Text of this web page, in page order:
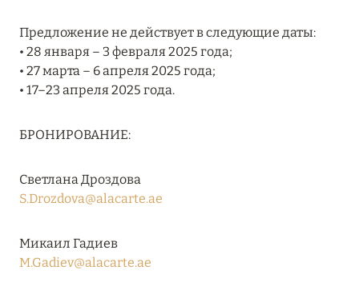
27 сентября 2024
Подробнее
27 сентября 2024
Подробнее
Предложение не действует в следующие даты:
• 28 января – 3 февраля 2025 года;
• 27 марта – 6 апреля 2025 года;
• 17–23 апреля 2025 года.
БРОНИРОВАНИЕ:
Светлана Дроздова
S.Drozdova@alacarte.ae
Микаил Гадиев
M.Gadiev@alacarte.ae